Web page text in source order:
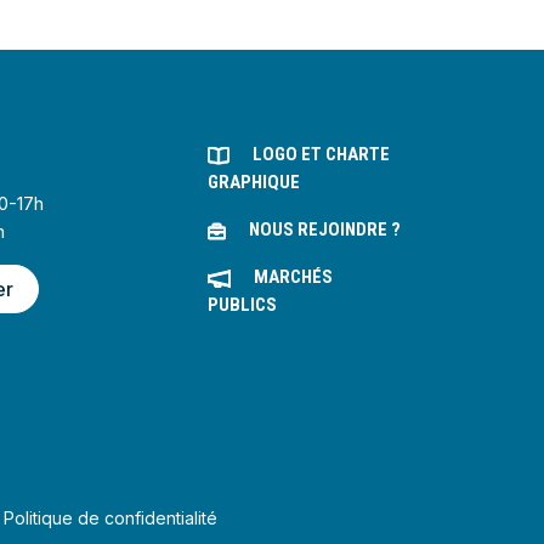
17h
LOGO ET CHARTE
GRAPHIQUE
NOUS REJOINDRE ?
MARCHÉS
PUBLICS
Politique de confidentialité